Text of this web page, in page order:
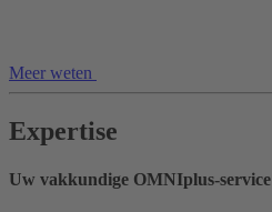
Meer weten
Expertise
Uw vakkundige OMNIplus-service